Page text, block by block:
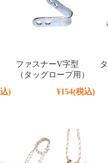
)
ファスナーV字型
（タッグロープ用）
¥154(税込)